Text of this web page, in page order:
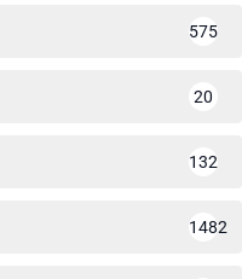
575
20
132
1482